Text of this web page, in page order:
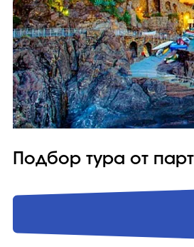
Подбор тура от